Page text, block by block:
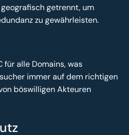
getrennt, um
zu gewährleisten.
für alle Domains, was
immer auf dem richtigen
böswilligen Akteuren